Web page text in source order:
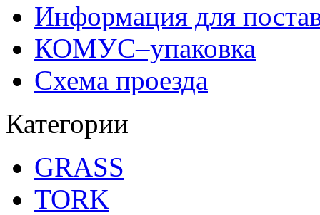
Информация для
КОМУС–упаковка
Схема проезда
Категории
GRASS
TORK